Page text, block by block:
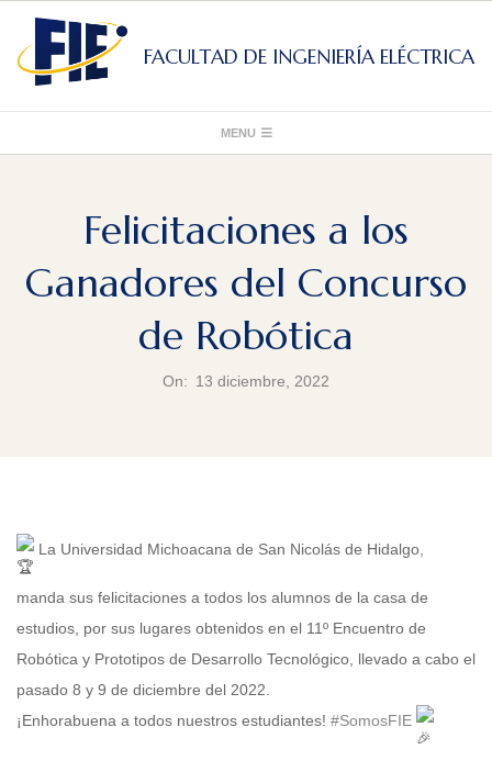
content
FACULTAD DE INGENIERÍA ELÉCTRICA
Navigation
MENU
Felicitaciones a los
Ganadores del Concurso
de Robótica
On: 13 diciembre, 2022
La Universidad Michoacana de San Nicolás de Hidalgo,
manda sus felicitaciones a todos los alumnos de la casa de
estudios, por sus lugares obtenidos en el 11º Encuentro de
Robótica y Prototipos de Desarrollo Tecnológico, llevado a cabo el
pasado 8 y 9 de diciembre del 2022.
¡Enhorabuena a todos nuestros estudiantes! #SomosFIE